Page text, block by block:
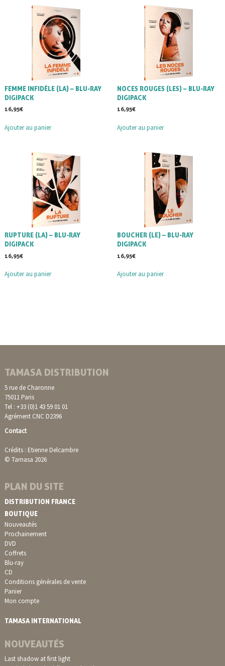
FEMME INFIDÈLE (LA) – BLU-RAY
DIGIPACK
16,95€
Ajouter au panier
NOCES ROUGES (LES) – BLU-RAY
DIGIPACK
16,95€
Ajouter au panier
RUPTURE (LA) – BLU-RAY
DIGIPACK
16,95€
Ajouter au panier
BOUCHER (LE) – BLU-RAY
DIGIPACK
16,95€
Ajouter au panier
TAMASA DISTRIBUTION
5 rue de Charonne
75011 Paris
Tel : +33 (0)1 43 59 01 01
Agrément CNC D2396
Contact
Crédits : Etienne Delcambre
© Tamasa 2026
PLAN DU SITE
DISTRIBUTION FRANCE
BOUTIQUE
Nouveautés
Prochainement
DVD
Coffrets
Blu-ray
CD
Conditions générales de vente
Panier
Mon compte
TAMASA INTERNATIONAL
NOUVEAUTÉS
Last shadow at first light